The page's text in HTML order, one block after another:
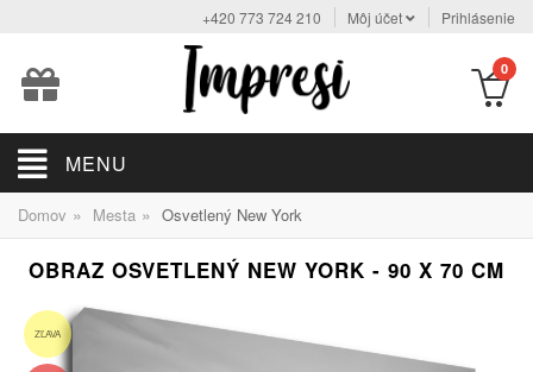
+420 773 724 210 Môj účet Prihlásenie
0
MENU
Domov » Mesta » Osvetlený New York
OBRAZ OSVETLENÝ NEW YORK - 90 X 70 CM
ZĽAVA